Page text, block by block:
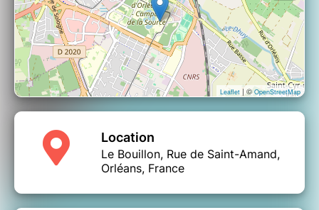
Leaflet | © OpenStreetMap
Location
Le Bouillon, Rue de Saint-Amand,
Orléans, France